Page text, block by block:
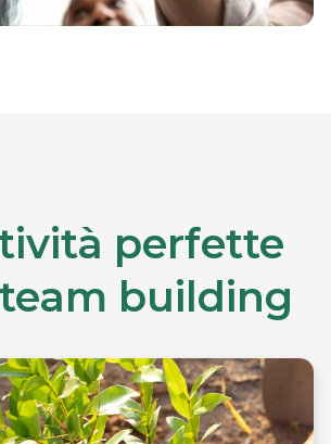
perfette
building